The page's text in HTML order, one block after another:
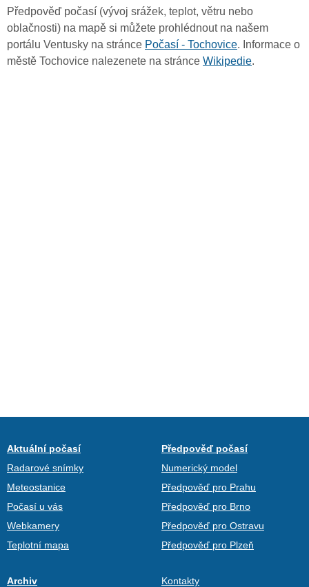
Předpověď počasí (vývoj srážek, teplot, větru nebo
oblačnosti) na mapě si můžete prohlédnout na našem
portálu Ventusky na stránce Počasí - Tochovice. Informace o
městě Tochovice nalezenete na stránce Wikipedie.
Aktuální počasí
Radarové snímky
Meteostanice
Počasí u vás
Webkamery
Teplotní mapa
Předpověď počasí
Numerický model
Předpověď pro Prahu
Předpověď pro Brno
Předpověď pro Ostravu
Předpověď pro Plzeň
Archiv Kontakty